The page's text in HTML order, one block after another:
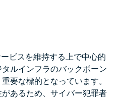
ビスを維持する上で中心的
ルインフラのバックボーン
要な標的となっています。
あるため、サイバー犯罪者